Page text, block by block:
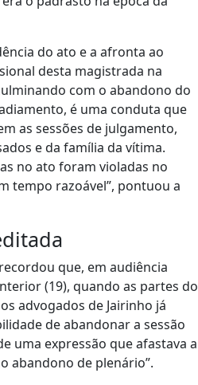
do ato e a afronta ao
desta magistrada na
com o abandono do
é uma conduta que
as sessões de julgamento,
e da família da vítima.
no ato foram violadas no
tempo razoável”, pontuou a
que, em audiência
(19), quando as partes do
advogados de Jairinho já
de abandonar a sessão
uma expressão que afastava a
abandono de plenário”.